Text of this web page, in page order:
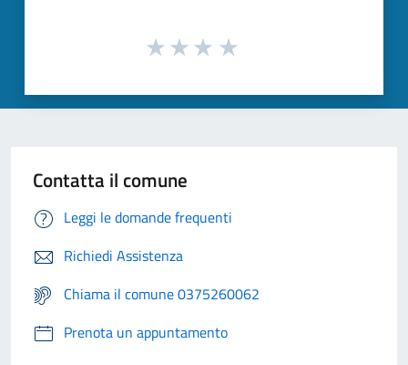
Contatta il comune
Leggi le domande frequenti
Richiedi Assistenza
Chiama il comune 0375260062
Prenota un appuntamento